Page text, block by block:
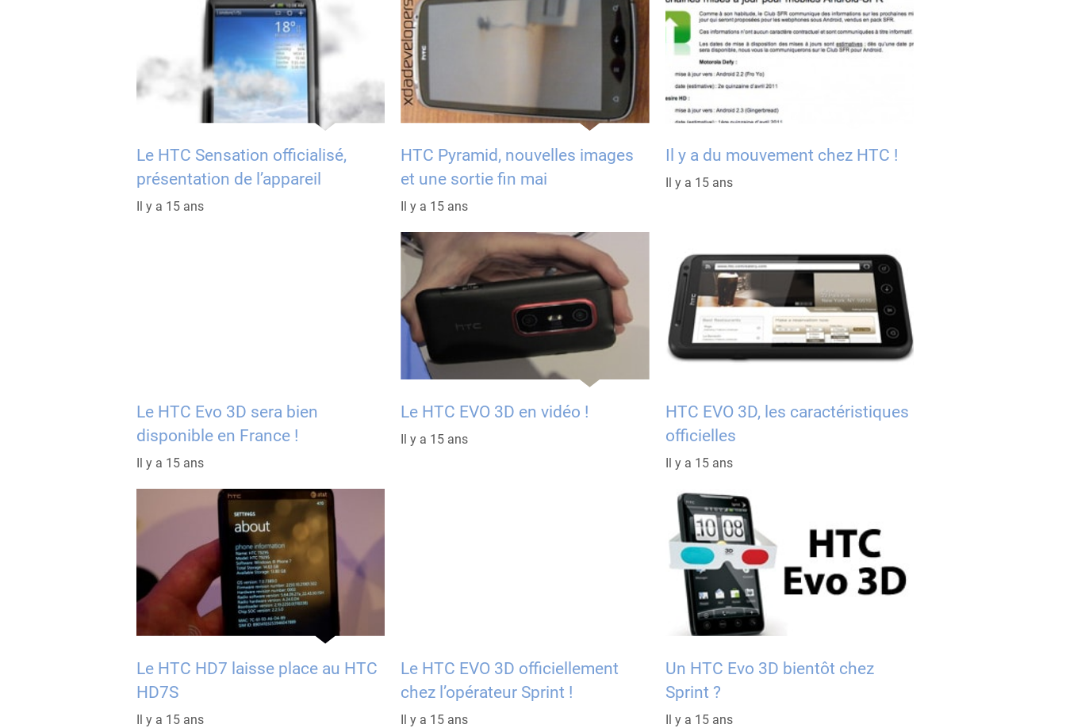
Le HTC Sensation officialisé,
présentation de l’appareil
Il y a 15 ans
HTC Pyramid, nouvelles images
et une sortie fin mai
Il y a 15 ans
Il y a du mouvement chez HTC !
Il y a 15 ans
Le HTC Evo 3D sera bien
disponible en France !
Il y a 15 ans
Le HTC EVO 3D en vidéo !
Il y a 15 ans
HTC EVO 3D, les caractéristiques
officielles
Il y a 15 ans
Le HTC HD7 laisse place au HTC
HD7S
Il y a 15 ans
Le HTC EVO 3D officiellement
chez l’opérateur Sprint !
Il y a 15 ans
Un HTC Evo 3D bientôt chez
Sprint ?
Il y a 15 ans